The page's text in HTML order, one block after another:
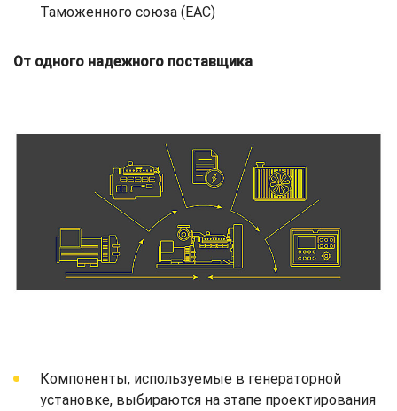
Таможенного союза (EAC)
От одного надежного поставщика
Компоненты, используемые в генераторной
установке, выбираются на этапе проектирования